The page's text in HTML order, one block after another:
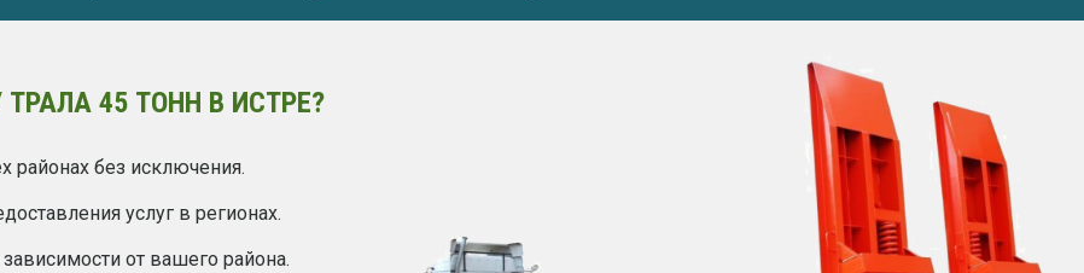
45 ТОНН В ИСТРЕ?
районах без исключения.
услуг в регионах.
от вашего района.